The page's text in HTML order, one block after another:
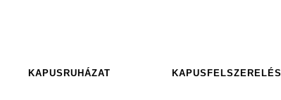
KAPUSRUHÁZAT KAPUSFELSZERELÉS